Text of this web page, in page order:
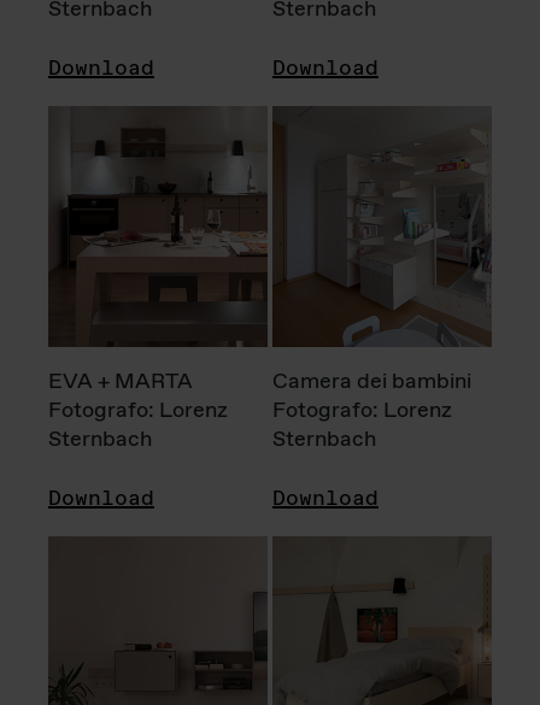
Sternbach
Download
Sternbach
Download
EVA + MARTA
Fotografo: Lorenz
Sternbach
Download
Camera dei bambini
Fotografo: Lorenz
Sternbach
Download